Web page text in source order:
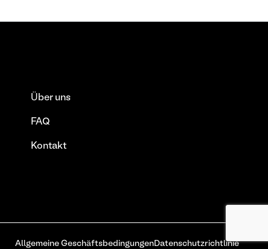
Über uns
FAQ
Kontakt
Allgemeine GeschäftsbedingungenDatenschutzrichtlinie